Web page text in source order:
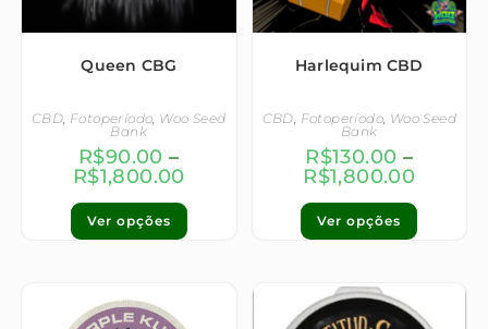
Queen CBG
CBD, Fotoperíodo, Woo Seed
Bank
R$90.00 –
R$1,800.00
Ver opções
Harlequim CBD
CBD, Fotoperíodo, Woo Seed
Bank
R$130.00 –
R$1,800.00
Ver opções